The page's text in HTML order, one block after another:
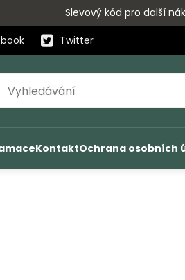
Slevový kód pro další
Twitter
KontaktOchrana osobních